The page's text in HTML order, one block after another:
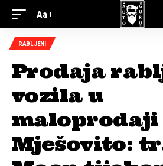
Aa
RABLJENI
Prodaja
vozila u
maloprodaji
Mješovito: